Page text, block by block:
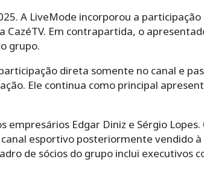
A LiveMode incorporou a
CazéTV. Em contrapartida, o
grupo.
direta somente no canal e
Ele continua como principal
empresários Edgar Diniz e Sérgio
esportivo posteriormente vendido à
de sócios do grupo inclui executivos